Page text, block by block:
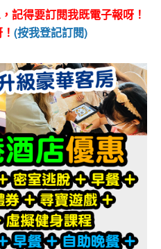
記得要訂閱我既電子報呀！
(按我登記訂閱)